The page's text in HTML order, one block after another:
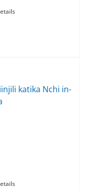
ka­ti­ka Nchi in­